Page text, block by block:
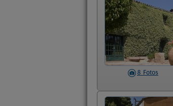
8 Fotos